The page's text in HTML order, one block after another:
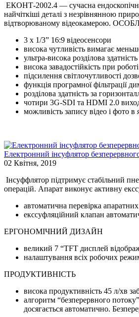
ЕКОНТ-2002.4 — сучасна ендоскопічна
найчіткіші деталі з незрівнянною
відтворюваному відеокамерою.
3 x 1/3” 16:9 відеосенсори
висока чутливість вимагає
ультра-висока розділова
висока завадостійкість при
підсилення світлочутливості
функція програмної фільтрації
розділова здатність за
чотири 3G-SDI та HDMI 2.0
можливість запису відео і фото
Електронний інсуфлятор
02 Квітня, 2019
Інсуффлятор підтримує стабільний
операцій. Апарат виконує активну
автоматична перевірка
екссуфляційний клапан
ЕРГОНОМІЧНИЙ ДИЗАЙН
великий 7 “TFT дисплей
налаштування всіх робочих
ПРОДУКТИВНІСТЬ
висока продуктивність 45 л/хв
алгоритм “безперервного
досягається автоматично.